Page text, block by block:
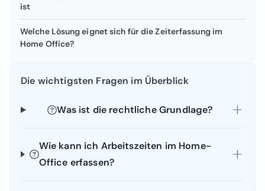
Die wichtigsten Fragen im Überblick
Was ist die rechtliche Grundlage?
Wie kann ich Arbeitszeiten im Home-
Office erfassen?
ist
Welche Lösung eignet sich für die Zeiterfassung im
Home Office?